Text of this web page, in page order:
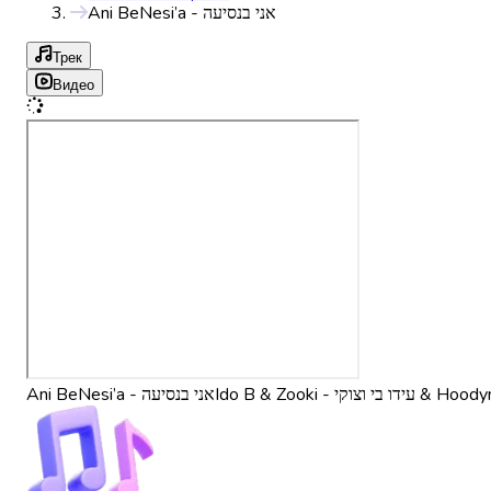
Ani BeNesi’a - אני בנסיעה
Трек
Видео
Ani BeNesi’a - אני בנסיעה